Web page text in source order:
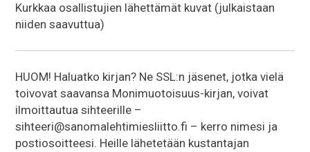
Kurkkaa osallistujien lähettämät kuvat (julkaistaan
niiden saavuttua)
HUOM! Haluatko kirjan? Ne SSL:n jäsenet, jotka vielä
toivovat saavansa Monimuotoisuus-kirjan, voivat
ilmoittautua sihteerille –
sihteeri@sanomalehtimiesliitto.fi – kerro nimesi ja
postiosoitteesi. Heille lähetetään kustantajan